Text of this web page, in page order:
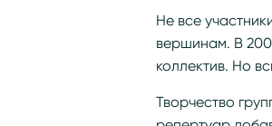
Не все
вершинам. В
коллектив. Но
Творчество